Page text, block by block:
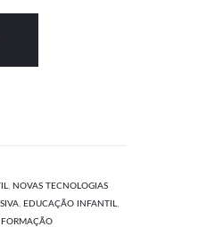
, NOVAS TECNOLOGIAS
, EDUCAÇÃO INFANTIL,
FORMAÇÃO